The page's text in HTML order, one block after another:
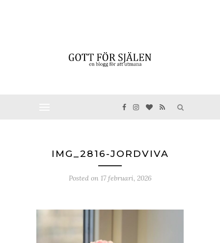
IMG_2816-JORDVIVA
Posted on 17 februari, 2026